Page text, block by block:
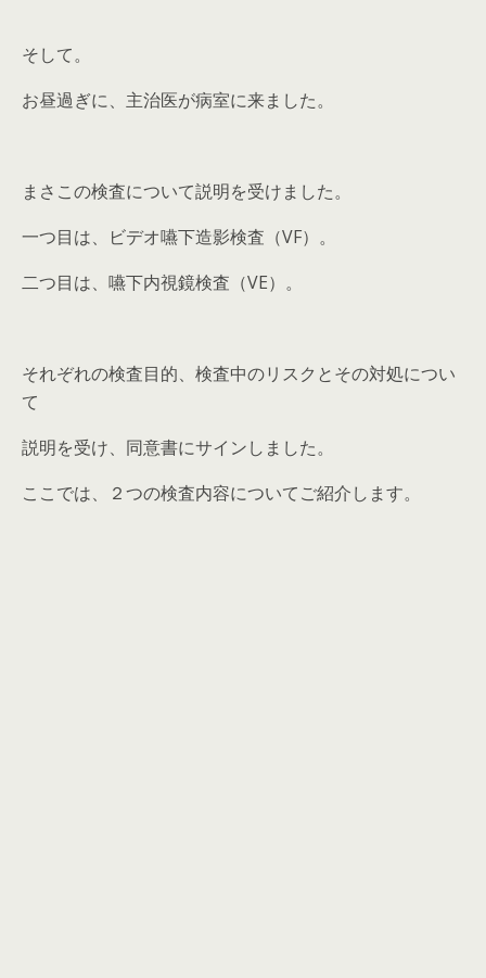
そして。
お昼過ぎに、主治医が病室に来ました。
まさこの検査について説明を受けました。
一つ目は、
ビデオ嚥下造影検査（VF） 。
二つ目は、 嚥下内視鏡検査（VE） 。
それぞれの検査目的、検査中のリスクとその対処につい
て
説明を受け、同意書にサインしました。
ここでは、２つの検査内容についてご紹介します。